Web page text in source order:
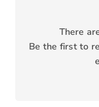
There
Be the first to